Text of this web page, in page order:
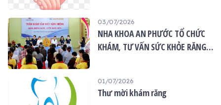
03/07/2026
NHA KHOA AN PHƯỚC TỔ CHỨC
KHÁM, TƯ VẤN SỨC KHỎE RĂNG
01/07/2026
Thư mời khám răng